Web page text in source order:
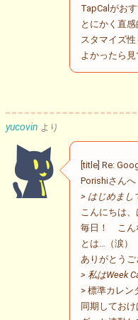
TapCalがおす
とにかく直
スタマイズ性
よかったら見
yucovin より
[title] Re:
Porishiさんへ
> はじめまし
こんにちは
毎日！ こん
とは…（涙）
ありがとうご
> 私はWeek
> 標準カレン
同期してお